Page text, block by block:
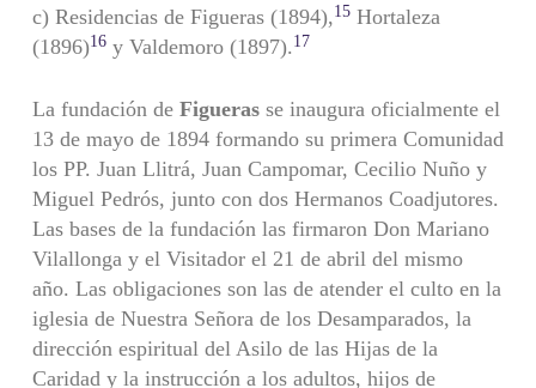
c) Residencias de Figueras (1894),15Hortaleza
(1896)16y Valdemoro (1897). 17
La fundación de Figuerasse inaugura oficialmente el
13 de mayo de 1894 formando su primera Comunidad
los PP. Juan Llitrá, Juan Campomar, Cecilio Nuño y
Miguel Pedrós, junto con dos Hermanos Coadjutores.
Las bases de la fundación las firmaron Don Mariano
Vilallonga y el Visitador el 21 de abril del mismo
año. Las obligaciones son las de atender el culto en la
iglesia de Nuestra Señora de los Desamparados, la
dirección espiritual del Asilo de las Hijas de la
Caridad y la instrucción a los adultos, hijos de